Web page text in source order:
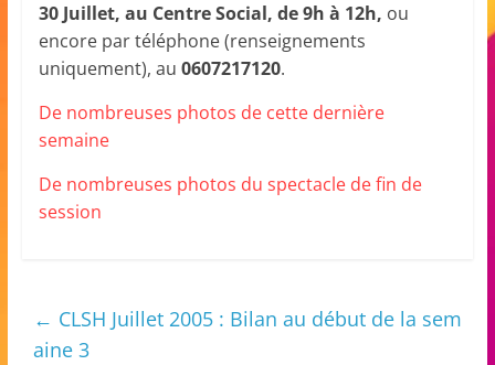
!
30 Juillet, au Centre Social, de 9h à 12h, ou
encore par téléphone (renseignements
uniquement), au 0607217120.
De nombreuses photos de cette dernière
semaine
De nombreuses photos du spectacle de fin de
session
← CLSH Juillet 2005 : Bilan au début de la sem
aine 3